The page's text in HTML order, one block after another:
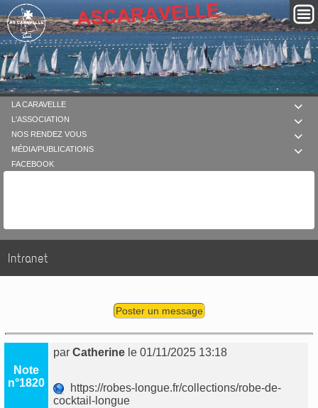

LA CARAVELLE

L'ASSOCIATION

NOS RENDEZ VOUS

MÉDIA/PUBLICATIONS
FACEBOOK
Intranet
Poster un message
Note
n°1820
parCatherine le 01/11/2025 13:18
https://robes-longue.fr/collections/robe-de-
cocktail-longue